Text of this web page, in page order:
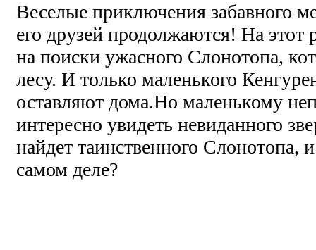
Веселые приключения забавного
его друзей продолжаются! На этот
на поиски ужасного Слонотопа,
лесу. И только маленького
оставляют дома.Но маленькому
интересно увидеть невиданного
найдет таинственного Слонотопа,
самом деле?